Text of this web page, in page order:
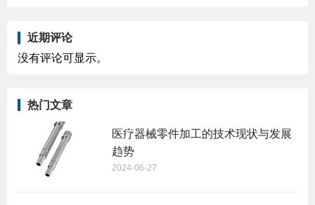
近期评论
没有评论可显示。
热门文章
医疗器械零件加工的技术现状与发展
趋势
2024-06-27